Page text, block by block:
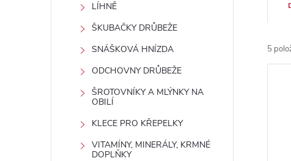
LÍHNĚ
ŠKUBAČKY DRŮBEŽE
SNÁŠKOVÁ HNÍZDA
ODCHOVNY DRŮBEŽE
ŠROTOVNÍKY A MLÝNKY NA
OBILÍ
KLECE PRO KŘEPELKY
VITAMÍNY, MINERÁLY, KRMNÉ
DOPLŇKY
a
z
5